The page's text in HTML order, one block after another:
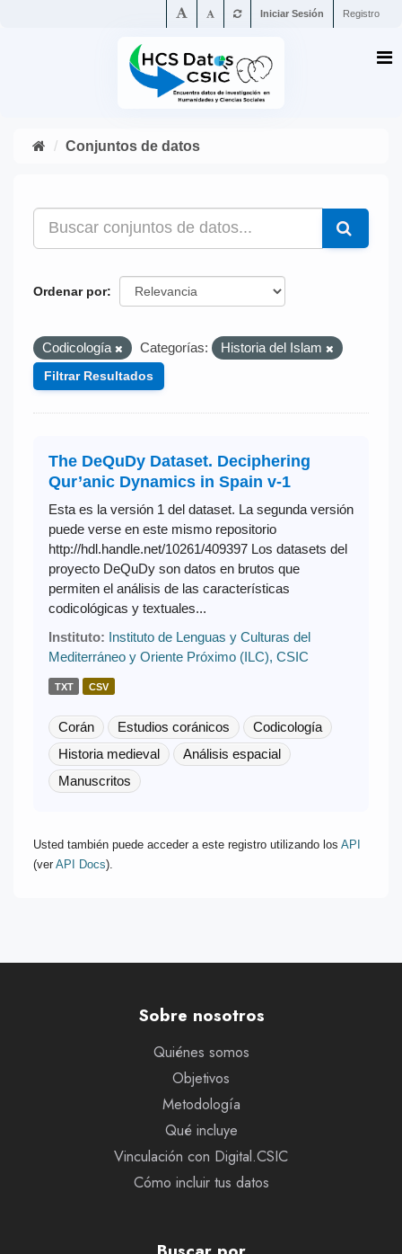
Iniciar Sesión Registro
Conjuntos de datos
Ordenar por
Codicología Categorías: Historia del Islam
Filtrar Resultados
The DeQuDy Dataset. Deciphering
Qur’anic Dynamics in Spain v-1
Esta es la versión 1 del dataset. La segunda versión
puede verse en este mismo repositorio
http://hdl.handle.net/10261/409397 Los datasets del
proyecto DeQuDy son datos en brutos que
permiten el análisis de las características
codicológicas y textuales...
Instituto: Instituto de Lenguas y Culturas del
Mediterráneo y Oriente Próximo (ILC), CSIC
TXT CSV
Corán Estudios coránicos
Codicología
Historia medieval
Análisis espacial
Manuscritos
Usted también puede acceder a este registro utilizando los API
(ver API Docs).
Sobre nosotros
Quiénes somos
Objetivos
Metodología
Qué incluye
Vinculación con Digital.CSIC
Cómo incluir tus datos